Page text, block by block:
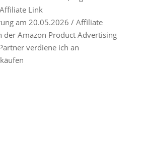
Link
am 20.05.2026 / Affiliate
der Amazon Product Advertising
verdiene ich an